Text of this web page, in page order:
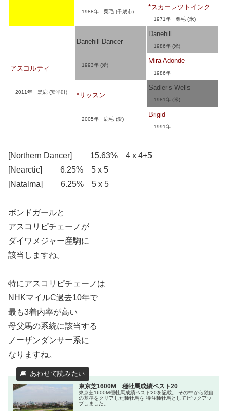
1988年 栗毛 (千歳市)
*スカーレツトインク
1971年 栗毛 (米)
アスコルティ
2011年 黒鹿 (安平町)
Danehill Dancer
1993年 (愛)
Danehill
1986年 (米)
Mira Adonde
1986年
*リッスン
2005年 鹿毛 (愛)
Sadler’s Wells
1981年 (米)
Brigid
1991年
[Northern Dancer] 15.63% 4 x 4+5
[Nearctic] 6.25% 5 x 5
[Natalma] 6.25% 5 x 5
ボンドガールと
アスコリピチェーノが
ダイワメジャー産駒に
該当しますね。
特にアスコリピチェーノは
NHKマイルC過去10年で
最も3着内率が高い
母父馬の系統に該当する
ノーザンダンサー系に
なりますね。
東京芝1600M 種牡馬成績ベスト20
東京芝1600M種牡馬成績ベスト20を記載。 その中から独自
の基準をクリアした種牡馬を 特注種牡馬としてピックアッ
プしました。